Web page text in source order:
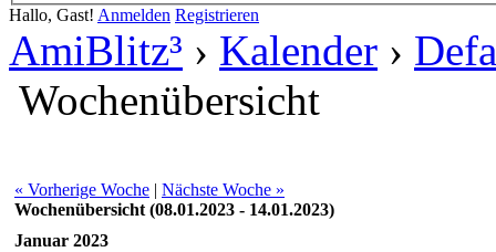
Hallo, Gast! Anmelden Registrieren
AmiBlitz³ › Kalender ›
Wochenübersicht
« Vorherige Woche | Nächste Woche »
Wochenübersicht (08.01.2023 - 14.01.2023)
Januar 2023